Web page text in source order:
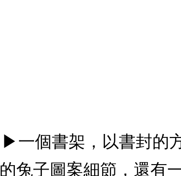
▶一個書架，以書封的
兔子圖案細節，還有